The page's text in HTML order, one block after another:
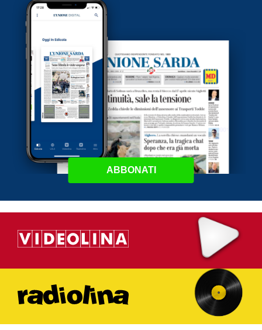
ABBONATI